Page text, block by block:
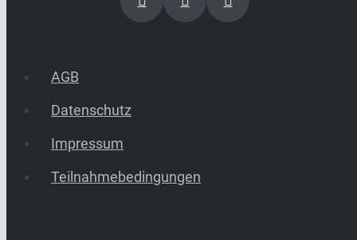
AGB
Datenschutz
Impressum
Teilnahmebedingungen